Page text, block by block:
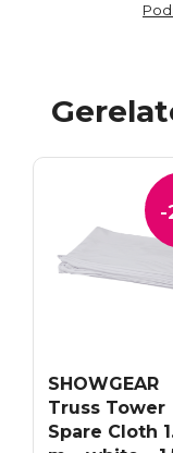
-
SHOWGEAR
Truss Tower
Spare Cloth